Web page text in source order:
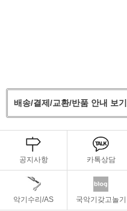
배송/결제/교환/반품 안내 보기
공지사항 카톡상담
악기수리/AS 국악기갖고놀기